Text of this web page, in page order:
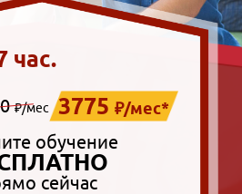
час.
₽/мес 3775 ₽/мес*
обучение
сейчас